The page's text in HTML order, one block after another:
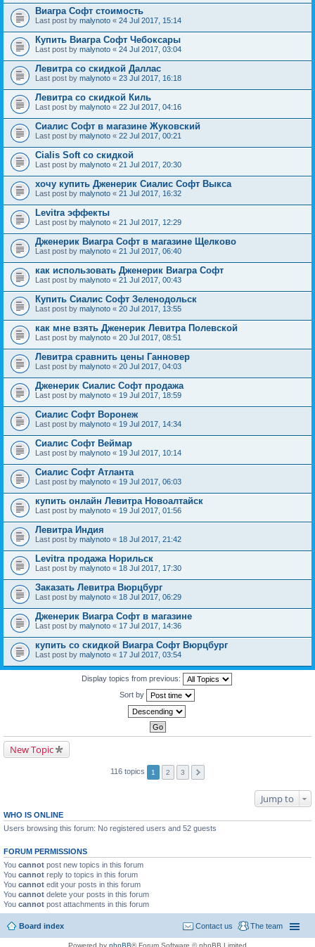
Виагра Софт стоимость
Last post by malynoto « 24 Jul 2017, 15:14
Купить Виагра Софт Чебоксары
Last post by malynoto « 24 Jul 2017, 03:04
Левитра со скидкой Даллас
Last post by malynoto « 23 Jul 2017, 16:18
Левитра со скидкой Киль
Last post by malynoto « 22 Jul 2017, 04:16
Сиалис Софт в магазине Жуковский
Last post by malynoto « 22 Jul 2017, 00:21
Cialis Soft со скидкой
Last post by malynoto « 21 Jul 2017, 20:30
хочу купить Дженерик Сиалис Софт Выкса
Last post by malynoto « 21 Jul 2017, 16:32
Levitra эффекты
Last post by malynoto « 21 Jul 2017, 12:29
Дженерик Виагра Софт в магазине Щелково
Last post by malynoto « 21 Jul 2017, 06:40
как использовать Дженерик Виагра Софт
Last post by malynoto « 21 Jul 2017, 00:43
Купить Сиалис Софт Зеленодольск
Last post by malynoto « 20 Jul 2017, 13:55
как мне взять Дженерик Левитра Полевской
Last post by malynoto « 20 Jul 2017, 08:51
Левитра сравнить цены Ганновер
Last post by malynoto « 20 Jul 2017, 04:03
Дженерик Сиалис Софт продажа
Last post by malynoto « 19 Jul 2017, 18:59
Сиалис Софт Воронеж
Last post by malynoto « 19 Jul 2017, 14:34
Сиалис Софт Веймар
Last post by malynoto « 19 Jul 2017, 10:14
Сиалис Софт Атланта
Last post by malynoto « 19 Jul 2017, 06:03
купить онлайн Левитра Новоалтайск
Last post by malynoto « 19 Jul 2017, 01:56
Левитра Индия
Last post by malynoto « 18 Jul 2017, 21:42
Levitra продажа Норильск
Last post by malynoto « 18 Jul 2017, 17:30
Заказать Левитра Вюрцбург
Last post by malynoto « 18 Jul 2017, 06:29
Дженерик Виагра Софт в магазине
Last post by malynoto « 17 Jul 2017, 14:36
купить со скидкой Виагра Софт Вюрцбург
Last post by malynoto « 17 Jul 2017, 03:54
Display topics from previous:
Sort by
New Topic
116 topics 1 2 3
Jump to
WHO IS ONLINE
Users browsing this forum: No registered users and 52 guests
FORUM PERMISSIONS
You cannot post new topics in this forum
You cannot reply to topics in this forum
You cannot edit your posts in this forum
You cannot delete your posts in this forum
You cannot post attachments in this forum
Board index The team
Contact us
Powered by phpBB® Forum Software © phpBB Limited